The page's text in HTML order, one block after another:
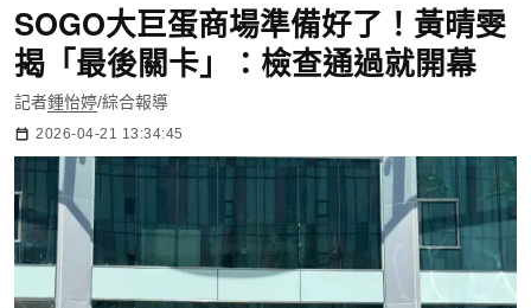
SOGO大巨蛋商場準備好了！黃晴雯
揭「最後關卡」：檢查通過就開幕
記者鍾怡婷/綜合報導
2026-04-21 13:34:45